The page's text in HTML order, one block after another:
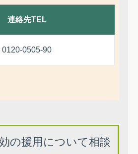
連絡先TEL
0120-0505-90
の援用について相談